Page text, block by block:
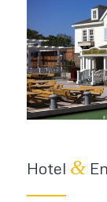
Hotel &